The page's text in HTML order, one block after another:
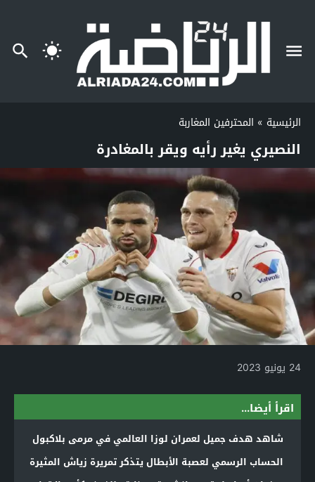
الرئيسية » المحترفين المغاربة
النصيري يغير رأيه ويقر بالمغادرة
24 يونيو 2023
اقرأ أيضا...
شاهد هدف جميل لعمران لوزا العالمي في مرمى بلاكبول
الحساب الرسمي لعصبة الأبطال يتذكر تمريرة زياش المثيرة